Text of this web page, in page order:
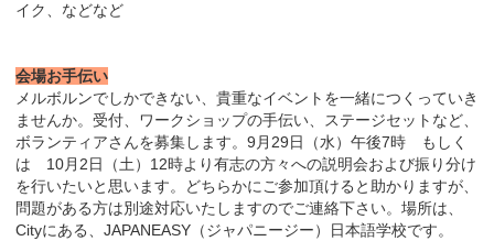
イク、などなど
会場お手伝い
メルボルンでしかできない、貴重なイベントを一緒につくっていき
ませんか。受付、ワークショップの手伝い、ステージセットなど、
ボランティアさんを募集します。9月29日（水）午後7時 もしく
は 10月2日（土）12時より有志の方々への説明会および振り分け
を行いたいと思います。どちらかにご参加頂けると助かりますが、
問題がある方は別途対応いたしますのでご連絡下さい。場所は、
Cityにある、JAPANEASY（ジャパニージー）日本語学校です。